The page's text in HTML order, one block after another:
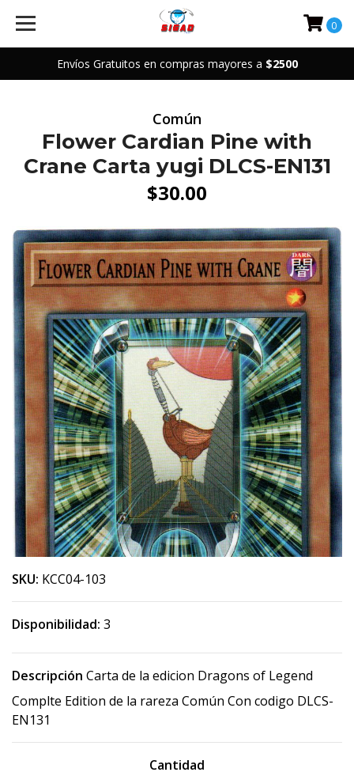
Envíos Gratuitos en compras mayores a $2500
0
Común
Flower Cardian Pine with
Crane Carta yugi DLCS-EN131
$30.00
SKU: KCC04-103
Disponibilidad: 3
Descripción Carta de la edicion Dragons of Legend
Complte Edition de la rareza Común Con codigo DLCS-
EN131
Cantidad